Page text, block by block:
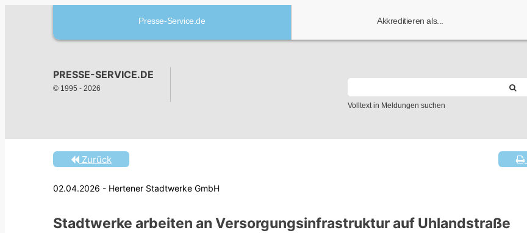
Presse-Service.de Akkreditieren als...
PRESSE-SERVICE.DE
© 1995 - 2026
Volltext in Meldungen suchen
Zurück
02.04.2026 - Hertener Stadtwerke GmbH
Stadtwerke arbeiten an Versorgungsinfrastruktur auf Uhlandstraße